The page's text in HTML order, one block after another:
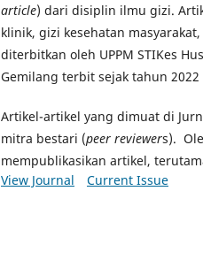
article) dari disiplin ilmu gizi.
klinik, gizi kesehatan
diterbitkan oleh UPPM STIKes
Gemilang terbit sejak tahun 2022
Artikel-artikel yang dimuat di
mitra bestari (peer reviewers).
mempublikasikan artikel,
View Journal
Current Issue